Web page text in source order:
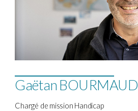
Gaëtan BOURMAUD
Chargé de mission Handicap